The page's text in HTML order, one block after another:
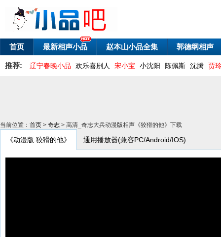
首页 最新相声小品 赵本山小品全集 郭德纲相声
推荐: 辽宁春晚小品 欢乐喜剧人 宋小宝 小沈阳 陈佩斯 沈腾 贾
当前位置： 首页 > 奇志 > 高清_奇志大兵动漫版相声《狡猾的他》下载
《动漫版:狡猾的他》 通用播放器(兼容PC/Android/IOS)